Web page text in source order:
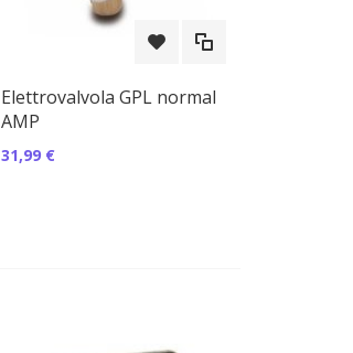
Elettrovalvola GPL normal
AMP
31,99 €